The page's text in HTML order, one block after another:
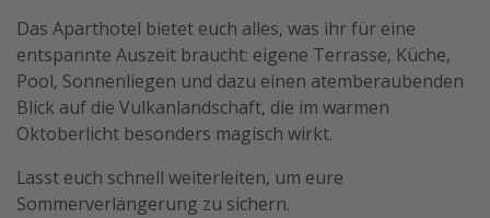
Das Aparthotel bietet euch alles, was ihr für eine
entspannte Auszeit braucht: eigene Terrasse, Küche,
Pool, Sonnenliegen und dazu einen atemberaubenden
Blick auf die Vulkanlandschaft, die im warmen
Oktoberlicht besonders magisch wirkt.
Lasst euch schnell weiterleiten, um eure
Sommerverlängerung zu sichern.